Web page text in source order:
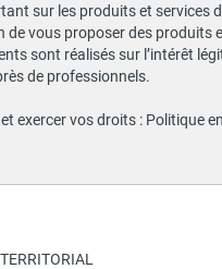
sur les produits et services
vous proposer des produits
sont réalisés sur l’intérêt
de professionnels.
exercer vos droits : Politique